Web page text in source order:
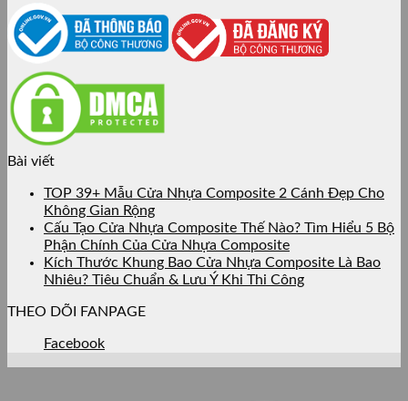
Bài viết
TOP 39+ Mẫu Cửa Nhựa Composite 2 Cánh Đẹp Cho
Không Gian Rộng
Cấu Tạo Cửa Nhựa Composite Thế Nào? Tìm Hiểu 5 Bộ
Phận Chính Của Cửa Nhựa Composite
Kích Thước Khung Bao Cửa Nhựa Composite Là Bao
Nhiêu? Tiêu Chuẩn & Lưu Ý Khi Thi Công
THEO DÕI FANPAGE
Facebook